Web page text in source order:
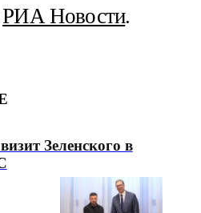
РИА Новости.
Зеленского в